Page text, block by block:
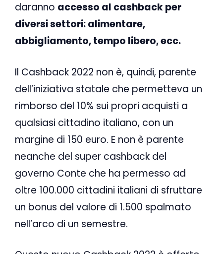
daranno accesso al cashback per
diversi settori: alimentare,
abbigliamento, tempo libero, ecc.
Il Cashback 2022 non è, quindi, parente
dell’iniziativa statale che permetteva un
rimborso del 10% sui propri acquisti a
qualsiasi cittadino italiano, con un
margine di 150 euro. E non è parente
neanche del super cashback del
governo Conte che ha permesso ad
oltre 100.000 cittadini italiani di sfruttare
un bonus del valore di 1.500 spalmato
nell’arco di un semestre.